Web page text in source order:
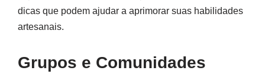
dicas que podem ajudar a aprimorar suas habilidades
artesanais.
Grupos e Comunidades